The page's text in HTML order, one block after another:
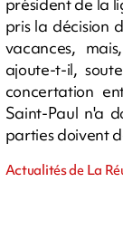
pris la décision
vacances,
ajoute-t-il,
concertation
Saint-Paul n'a
parties doivent
Actualités de La